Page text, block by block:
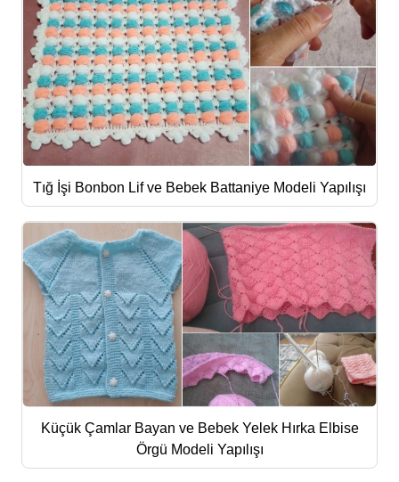
Tığ İşi Bonbon Lif ve Bebek Battaniye Modeli Yapılışı
Küçük Çamlar Bayan ve Bebek Yelek Hırka Elbise
Örgü Modeli Yapılışı